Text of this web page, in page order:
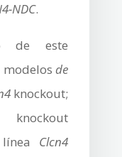
NDC.
de este
modelos de
knockout;
knockout
Clcn4